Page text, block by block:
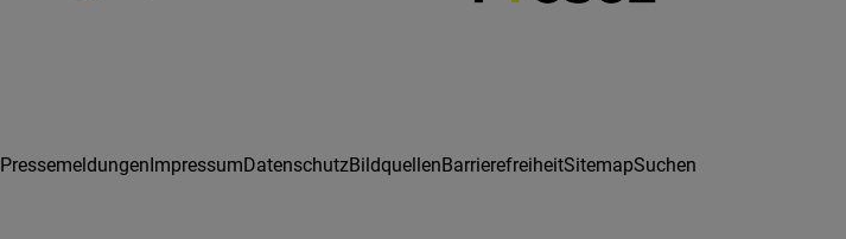
PressemeldungenImpressumDatenschutzBildquellenBarrierefreiheitSitemapSuchen